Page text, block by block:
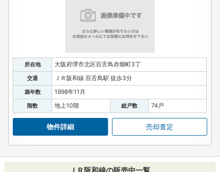
所在地 大阪府堺市北区百舌鳥赤畑町3丁
交通 ＪＲ阪和線 百舌鳥駅 徒歩3分
築年数 1998年11月
階数 地上10階 総戸数 74戸
物件詳細 売却査定